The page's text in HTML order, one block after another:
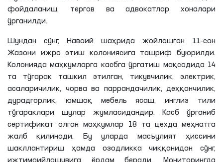
ҳибсхонаси бўлди. Мониторингда ушбу муассасада
сақланаётган шахсларга яратилган шарт-шароитлар,
фойдаланиш, тергов ва адвокатлар хоналари
ўрганилди.
Шундан сўнг, Навоий шаҳрида жойлашган 11-сон
Колонияда маҳкумларга касбга ўргатиш мақсадида 14
та
тўгарак ташкил этилган, тикувчилик, электрик,
асаларичилик, чорва ва паррандачилик, деҳқончилик,
дурадгорлик, юмшоқ мебель ясаш, инглиз тили
тўгараклари шулар жумласидандир. Касб ўрганиб
сертификат олган маҳкумлар 18
цехда меҳнатга